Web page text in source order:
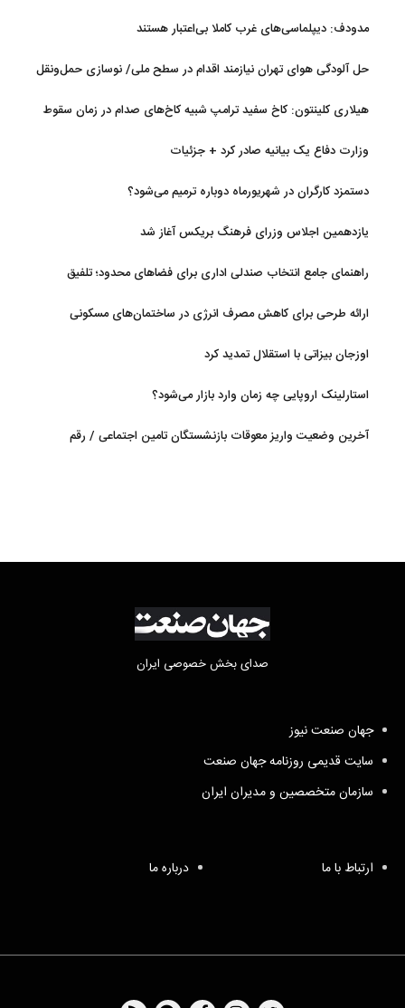
مدودف: دیپلماسی‌های غرب کاملا بی‌اعتبار هستند
حل آلودگی هوای تهران نیازمند اقدام در سطح ملی/ نوسازی حمل‌ونقل
هیلاری کلینتون: کاخ سفید ترامپ شبیه کاخ‌های صدام در زمان سقوط
وزارت دفاع یک بیانیه صادر کرد + جزئیات
دستمزد کارگران در شهریورماه دوباره ترمیم می‌شود؟
یازدهمین اجلاس وزرای فرهنگ بریکس آغاز شد
راهنمای جامع انتخاب صندلی اداری برای فضاهای محدود؛ تلفیق
ارائه طرحی برای کاهش مصرف انرژی در ساختمان‌های مسکونی
اوزجان بیزاتی با استقلال تمدید کرد
استارلینک اروپایی چه زمان وارد بازار می‌شود؟
آخرین وضعیت واریز معوقات بازنشستگان تامین اجتماعی / رقم
صدای بخش خصوصی ایران
جهان صنعت نیوز
سایت قدیمی روزنامه جهان صنعت
سازمان متخصصین و مدیران ایران
ارتباط با ما درباره ما